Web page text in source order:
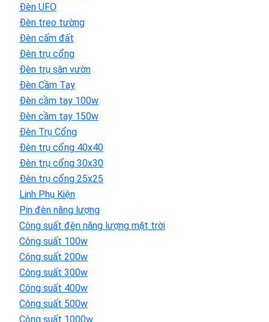
Đèn UFO
Đèn treo tường
Đèn cấm đất
Đèn trụ cổng
Đèn trụ sân vườn
Đèn Cầm Tay
Đèn cầm tay 100w
Đèn cầm tay 150w
Đèn Trụ Cổng
Đèn trụ cổng 40x40
Đèn trụ cổng 30x30
Đèn trụ cổng 25x25
Linh Phụ Kiện
Pin đèn năng lượng
Công suất đèn năng lượng mặt trời
Công suất 100w
Công suất 200w
Công suất 300w
Công suất 400w
Công suất 500w
Công suất 1000w